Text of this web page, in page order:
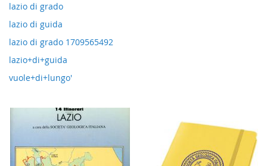
lazio di grado
lazio di guida
lazio di grado 1709565492
lazio+di+guida
vuole+di+lungo'